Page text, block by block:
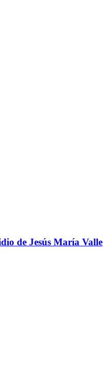
de Jesús María Valle